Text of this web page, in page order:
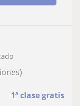
1ª clase gratis